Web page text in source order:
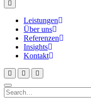
Leistungen
Über uns
Referenzen
Insights
Kontakt